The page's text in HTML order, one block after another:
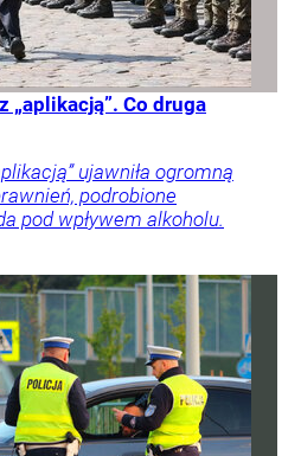
„aplikacją”. Co druga
ujawniła ogromną
podrobione
pod wpływem alkoholu.